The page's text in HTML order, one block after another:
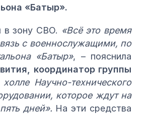
«Батыр».
в зону СВО. «Всё это время
с военнослужащими, по
«Батыр», – пояснила
координатор группы
Научно-технического
которое ждут на
дней». На эти средства